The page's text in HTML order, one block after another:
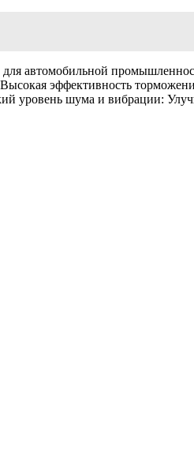
автомобильной
эффективность
уровень шума и вибрации: